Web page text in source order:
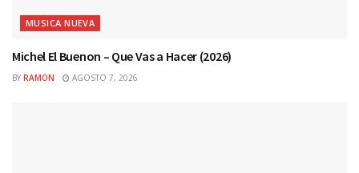
MUSICA NUEVA
Michel El Buenon – Que Vas a Hacer (2026)
BY RAMON AGOSTO 7, 2026